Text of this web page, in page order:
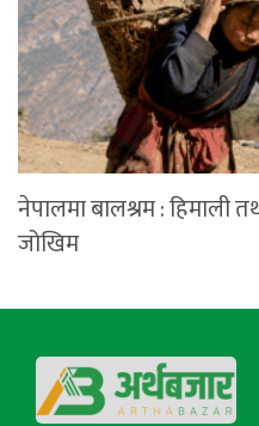
नेपालमा बालश्रम : हिमाली
जोखिम